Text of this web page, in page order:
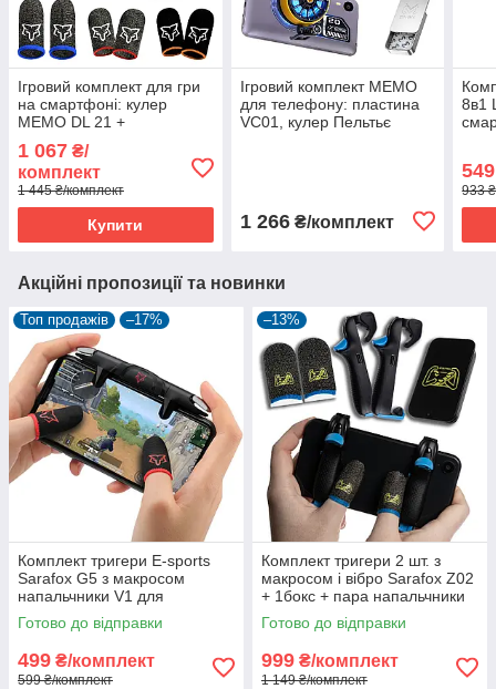
Ігровий комплект для гри
на смартфоні: кулер
MEMO DL 21 +
шт.) + пудра MEMO FS03
+ пластина MEMO VC01
1 067 ₴/
комплект
1 445 ₴/комплект
Купити
Ігровий комплект MEMO
для телефону: пластина
VC01, кулер Пельтьє
1 266₴/комплект
8в1
549
933
Акційні пропозиції та новинки
Топ продажів –17%
Комплект тригери E-sports
Sarafox G5 з макросом
напальчники V1 для
телефона pubg standoff cod
ios android
Готово до відправки
499 ₴/комплект
599 ₴/комплект
–13%
Комплект тригери 2 шт. з
макросом і вібро Sarafox Z02
+ 1бокс + пара напальчники
MyButtons pubg standoff 2
cod
Готово до відправки
999 ₴/комплект
1 149 ₴/комплект